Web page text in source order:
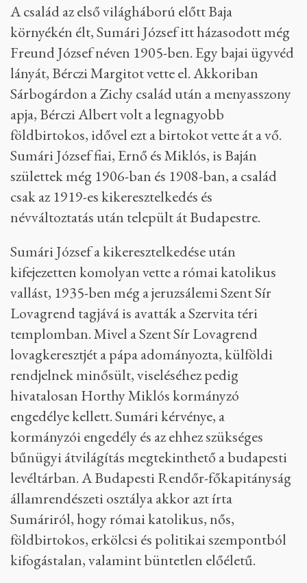
A család az első világháború előtt Baja
környékén élt, Sumári József itt házasodott még
Freund József néven 1905-ben. Egy bajai ügyvéd
lányát, Bérczi Margitot vette el. Akkoriban
Sárbogárdon a Zichy család után a menyasszony
apja, Bérczi Albert volt a legnagyobb
földbirtokos, idővel ezt a birtokot vette át a vő.
Sumári József fiai, Ernő és Miklós, is Baján
születtek még 1906-ban és 1908-ban, a család
csak az 1919-es kikeresztelkedés és
névváltoztatás után települt át Budapestre.
Sumári József a kikeresztelkedése után
kifejezetten komolyan vette a római katolikus
vallást, 1935-ben még a jeruzsálemi Szent Sír
Lovagrend tagjává is avatták a Szervita téri
templomban. Mivel a Szent Sír Lovagrend
lovagkeresztjét a pápa adományozta, külföldi
rendjelnek minősült, viseléséhez pedig
hivatalosan Horthy Miklós kormányzó
engedélye kellett. Sumári kérvénye, a
kormányzói engedély és az ehhez szükséges
bűnügyi átvilágítás megtekinthető a budapesti
levéltárban. A Budapesti Rendőr-főkapitányság
államrendészeti osztálya akkor azt írta
Sumáriról, hogy római katolikus, nős,
földbirtokos, erkölcsi és politikai szempontból
kifogástalan, valamint büntetlen előéletű.